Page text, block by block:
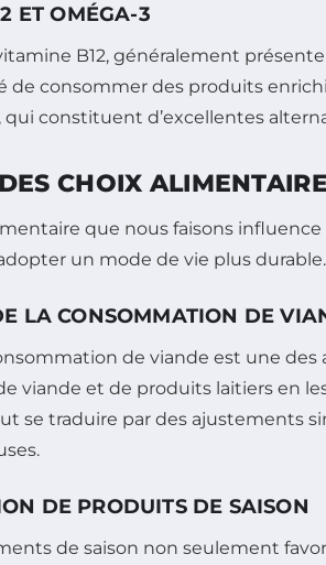
ET OMÉGA-3
B12, généralement
de consommer des produits
qui constituent d’excellentes
CHOIX
que nous faisons
un mode de vie plus durable.
LA CONSOMMATION DE
de viande est une
viande et de produits laitiers en
se traduire par des ajustements
DE PRODUITS DE SAISON
de saison non seulement